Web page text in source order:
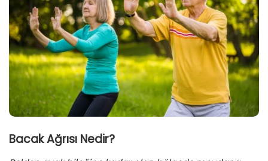
Bacak Ağrısı Nedir?